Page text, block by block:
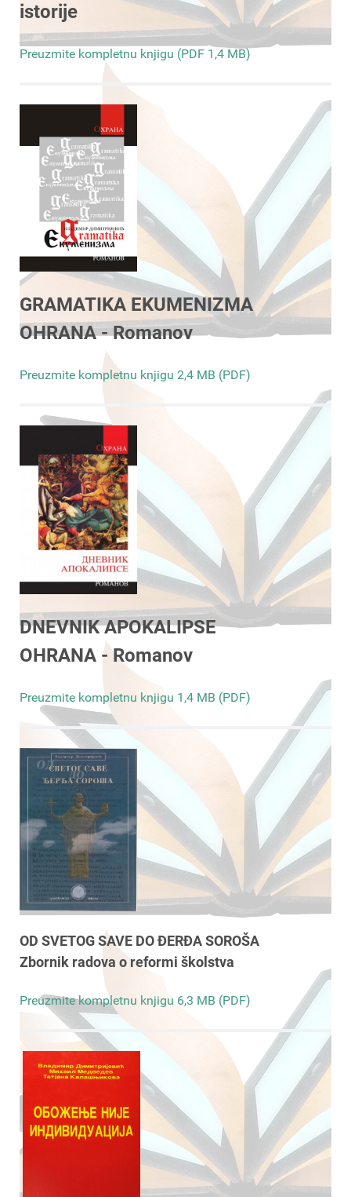
istorije
Preuzmite kompletnu knjigu (PDF 1,4 MB)
GRAMATIKA EKUMENIZMA
OHRANA - Romanov
Preuzmite kompletnu knjigu 2,4 MB (PDF)
DNEVNIK APOKALIPSE
OHRANA - Romanov
Preuzmite kompletnu knjigu 1,4 MB (PDF)
OD SVETOG SAVE DO ĐERĐA SOROŠA
Zbornik radova o reformi školstva
Preuzmite kompletnu knjigu 6,3 MB (PDF)